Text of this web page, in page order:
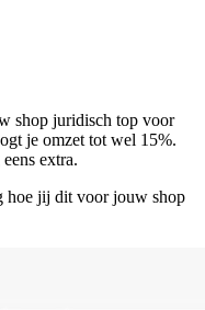
shop juridisch top voor
je omzet tot wel 15%.
extra.
hoe jij dit voor jouw shop